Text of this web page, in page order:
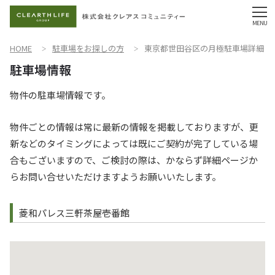
HOME 駐車場をお探しの方 東京都世田谷区の月極駐車場詳細
物件の駐車場情報です。
物件ごとの情報は常に最新の情報を掲載しておりますが、更
新などのタイミングによっては既にご契約が完了している場
合もございますので、ご検討の際は、かならず詳細ページか
らお問い合せいただけますようお願いいたします。
菱和パレス三軒茶屋壱番館